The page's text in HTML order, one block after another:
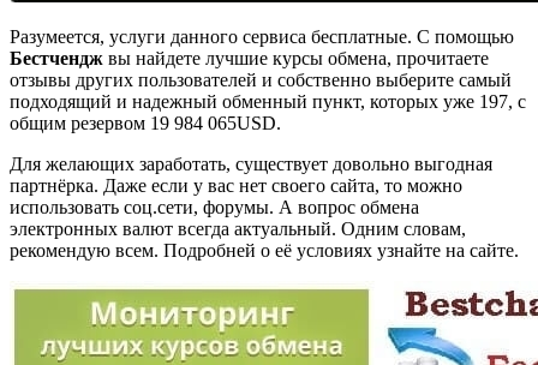
Разумеется, услуги данного сервиса бесплатные. С помощью
Бестчендж вы найдете лучшие курсы обмена, прочитаете
отзывы других пользователей и собственно выберите самый
подходящий и надежный обменный пункт, которых уже 197, с
общим резервом 19 984 065USD.
Для желающих заработать, существует довольно выгодная
партнёрка. Даже если у вас нет своего сайта, то можно
использовать соц.сети, форумы. А вопрос обмена
электронных валют всегда актуальный. Одним словам,
рекомендую всем. Подробней о её условиях узнайте на сайте.